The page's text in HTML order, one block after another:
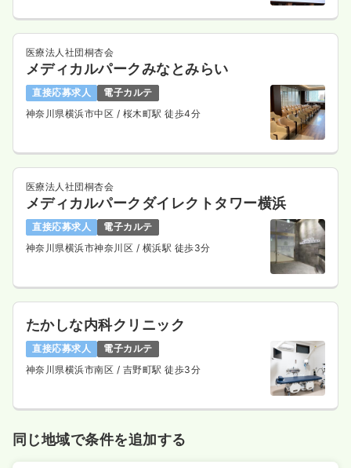
時間 8:30～17:30（休憩60分）
時給2,100円以上可
気になる 詳細を見る
オペ室(手術室)
日勤のみ（常勤）
給与 お問い合わせください
時間
8:30～17:00
第二新卒可
2交代（常勤） 一時募集休止
4週8休以上
担当業務未経験可
医療法人社団桐杏会
メディカルパークみなとみらい
直接応募求人
電子カルテ
神奈川県横浜市中区 / 桜木町駅 徒歩4分
医療法人社団桐杏会
メディカルパークダイレクトタワー横浜
直接応募求人
電子カルテ
神奈川県横浜市神奈川区 / 横浜駅 徒歩3分
たかしな内科クリニック
直接応募求人
電子カルテ
神奈川県横浜市南区 / 吉野町駅 徒歩3分
同じ地域で条件を追加する